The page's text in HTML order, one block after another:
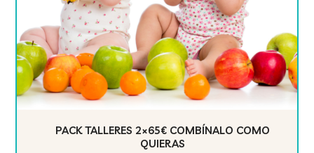
PACK TALLERES 2×65€ COMBÍNALO COMO
QUIERAS